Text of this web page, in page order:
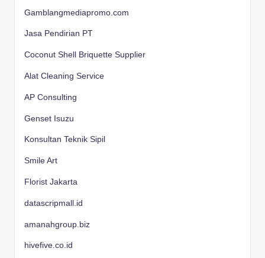
Gamblangmediapromo.com
Jasa Pendirian PT
Coconut Shell Briquette Supplier
Alat Cleaning Service
AP Consulting
Genset Isuzu
Konsultan Teknik Sipil
Smile Art
Florist Jakarta
datascripmall.id
amanahgroup.biz
hivefive.co.id